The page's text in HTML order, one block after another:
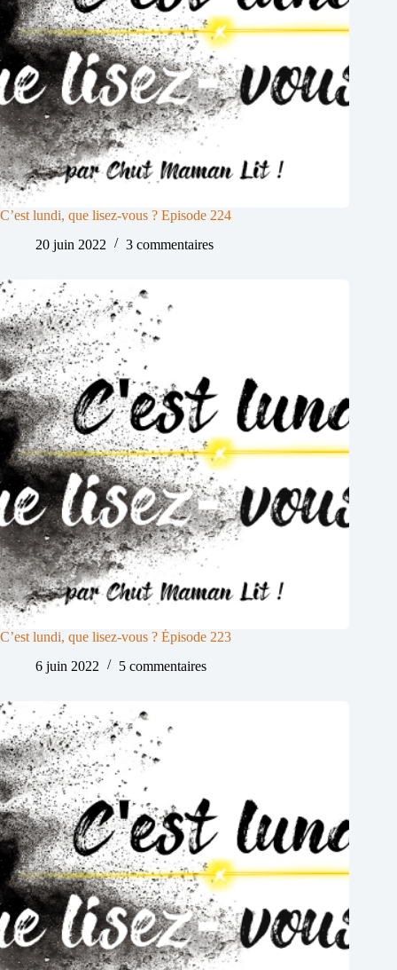
C’est lundi, que lisez-vous ? Episode 224
20 juin 2022
3 commentaires
C’est lundi, que lisez-vous ? Épisode 223
6 juin 2022
5 commentaires